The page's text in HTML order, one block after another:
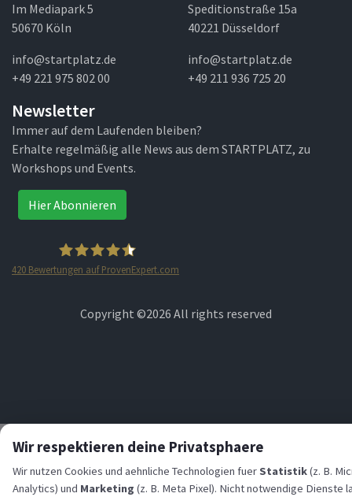
Im Mediapark 5
50670 Köln
info@startplatz.de
+49 221 975 802 00
Speditionstraße 15a
40221 Düsseldorf
info@startplatz.de
+49 211 936 725 20
Newsletter
Immer auf dem Laufenden bleiben?
Erhalte regelmäßig alle News aus dem STARTPLATZ, zu
Workshops und Events.
Hier Abonnieren
420 Bewertungen auf ProvenExpert.com
Copyright ©2026 All rights reserved
Wir respektieren deine Privatsphaere
Wir nutzen Cookies und aehnliche Technologien fuerStatistik(z. B.
Analytics) und Marketing (z. B. Meta Pixel). Nicht notwendige Dienste